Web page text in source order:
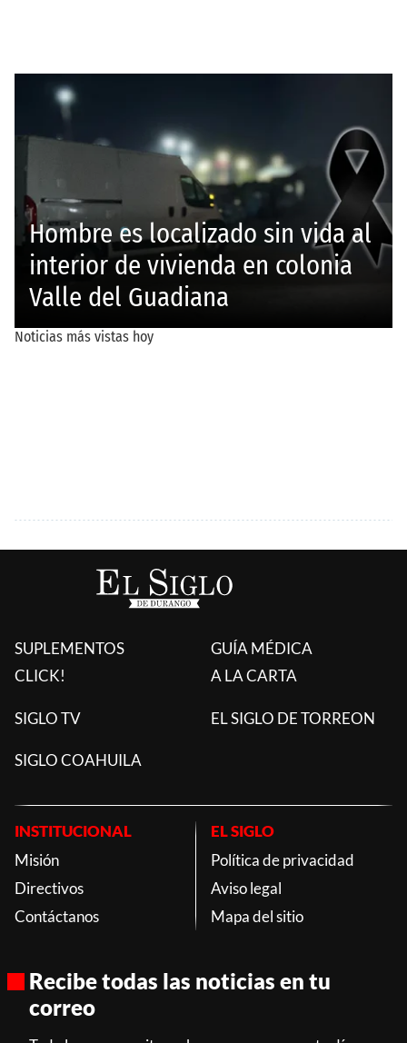
SUPLEMENTOS
CLICK!
GUÍA MÉDICA
A LA CARTA
SIGLO TV EL SIGLO DE TORREON
SIGLO COAHUILA
INSTITUCIONAL
Misión
Directivos
Contáctanos
EL SIGLO
Política de privacidad
Aviso legal
Mapa del sitio
Recibe todas las noticias en tu
correo